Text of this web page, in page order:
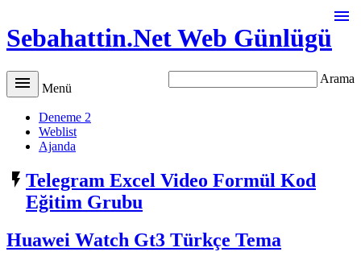
Sebahattin.Net Web Günlügü

Arama
 Menü
Deneme 2
Weblist
Ajanda
 Telegram Excel Video Formül Kod
Eğitim Grubu
Huawei Watch Gt3 Türkçe Tema